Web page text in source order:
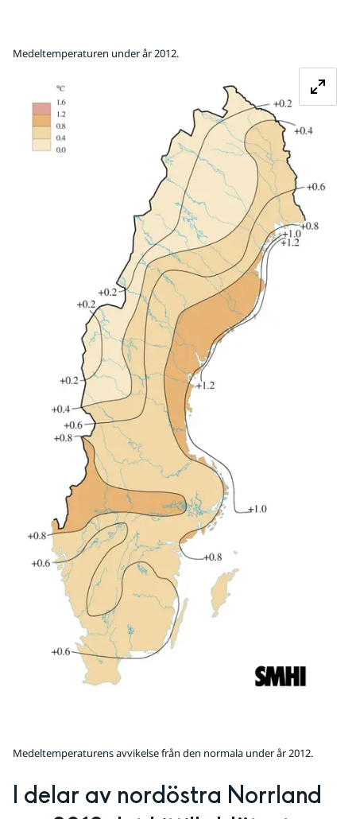
Medeltemperaturen under år 2012.
Medeltemperaturens avvikelse från den normala under år 2012.
I delar av nordöstra Norrland